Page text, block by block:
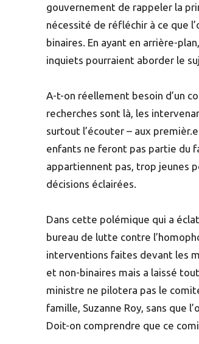
gouvernement de rappeler la
nécessité de réfléchir à ce que
binaires. En ayant en arrière-
inquiets pourraient aborder le
A-t-on réellement besoin d’un
recherches sont là, les
surtout l’écouter – aux
enfants ne feront pas partie du
appartiennent pas, trop jeunes
décisions éclairées.
Dans cette polémique qui a
bureau de lutte contre
interventions faites devant les
et non-binaires mais a laissé
ministre ne pilotera pas le
famille, Suzanne Roy, sans que
Doit-on comprendre que ce